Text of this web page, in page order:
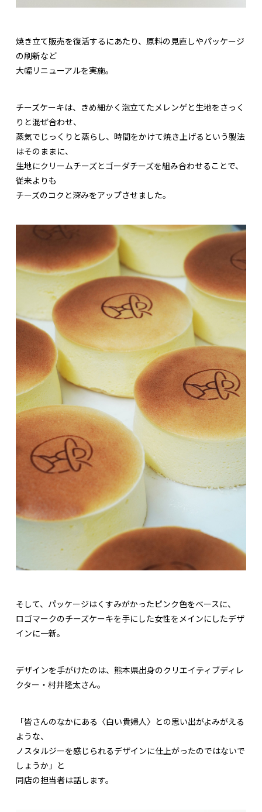
焼き立て販売を復活するにあたり、原料の見直しやパッケージ
の刷新など
大幅リニューアルを実施。
チーズケーキは、きめ細かく泡立てたメレンゲと生地をさっく
りと混ぜ合わせ、
蒸気でじっくりと蒸らし、時間をかけて焼き上げるという製法
はそのままに、
生地にクリームチーズとゴーダチーズを組み合わせることで、
従来よりも
チーズのコクと深みをアップさせました。
そして、パッケージはくすみがかったピンク色をベースに、
ロゴマークのチーズケーキを手にした女性をメインにしたデザ
インに一新。
デザインを手がけたのは、熊本県出身のクリエイティブディレ
クター・村井隆太さん。
「皆さんのなかにある〈白い貴婦人〉との思い出がよみがえる
ような、
ノスタルジーを感じられるデザインに仕上がったのではないで
しょうか」と
同店の担当者は話します。